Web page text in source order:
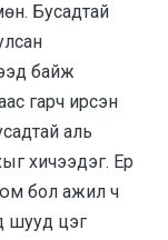
Бусадтай
байж
гарч ирсэн
аль
хичээдэг. Ер
бол ажил ч
шууд цэг